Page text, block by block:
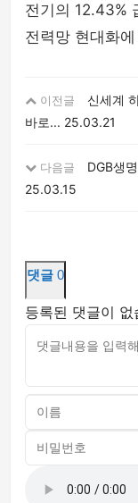
전기의 12.43%
전력망 현대화
이전글
신세계
바로... 25.03.21
다음글
DGB생
25.03.15
댓글 0
등록된 댓글이 없